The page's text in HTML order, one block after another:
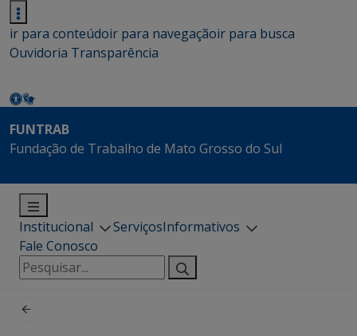
ir para conteúdoir para navegaçãoir para busca
Ouvidoria Transparência
FUNTRAB
Fundação de Trabalho de Mato Grosso do Sul
Institucional ServiçosInformativos
Fale Conosco
Pesquisar
por: